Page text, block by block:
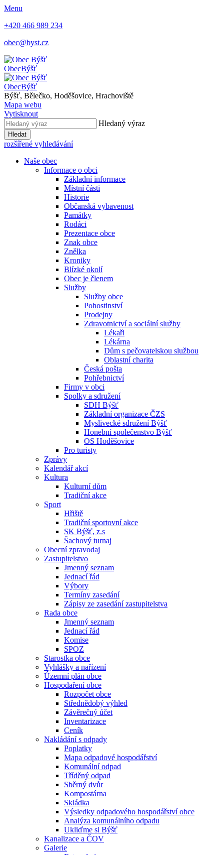
Menu
+420 466 989 234
obec@byst.cz
ObecBýšť
ObecBýšť
Býšť, Bělečko, Hoděšovice, Hrachoviště
Mapa webu
Vytisknout
Hledaný výraz
Hledat
rozšířené vyhledávání
Naše obec
Informace o obci
Základní informace
Místní části
Historie
Občanská vybavenost
Památky
Rodáci
Prezentace obce
Znak obce
Znělka
Kroniky
Blízké okolí
Obec je členem
Služby
Služby obce
Pohostinství
Prodejny
Zdravotnictví a sociální služby
Lékaři
Lékárna
Dům s pečovatelskou službou
Oblastní charita
Česká pošta
Pohřebnictví
Firmy v obci
Spolky a sdružení
SDH Býšť
Základní organizace ČZS
Myslivecké sdružení Býšť
Honební společenstvo Býšť
OS Hoděšovice
Pro turisty
Zprávy
Kalendář akcí
Kultura
Kulturní dům
Tradiční akce
Sport
Hřiště
Tradiční sportovní akce
SK Býšť, z.s
Šachový turnaj
Obecní zpravodaj
Zastupitelstvo
Jmenný seznam
Jednací řád
Výbory
Termíny zasedání
Zápisy ze zasedání zastupitelstva
Rada obce
Jmenný seznam
Jednací řád
Komise
SPOZ
Starostka obce
Vyhlášky a nařízení
Územní plán obce
Hospodaření obce
Rozpočet obce
Střednědobý výhled
Závěrečný účet
Inventarizace
Ceník
Nakládání s odpady
Poplatky
Mapa odpadové hospodářství
Komunální odpad
Tříděný odpad
Sběrný dvůr
Kompostárna
Skládka
Výsledky odpadového hospodářství obce
Analýza komunálního odpadu
Ukliďme si Býšť
Kanalizace a ČOV
Galerie